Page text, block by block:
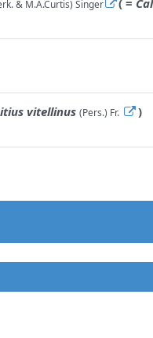
& M.A.Curtis) Singer ( =
vitellinus (Pers.) Fr.
)